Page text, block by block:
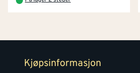
Kjøpsinformasjon
Retur- og angrerettsskjema